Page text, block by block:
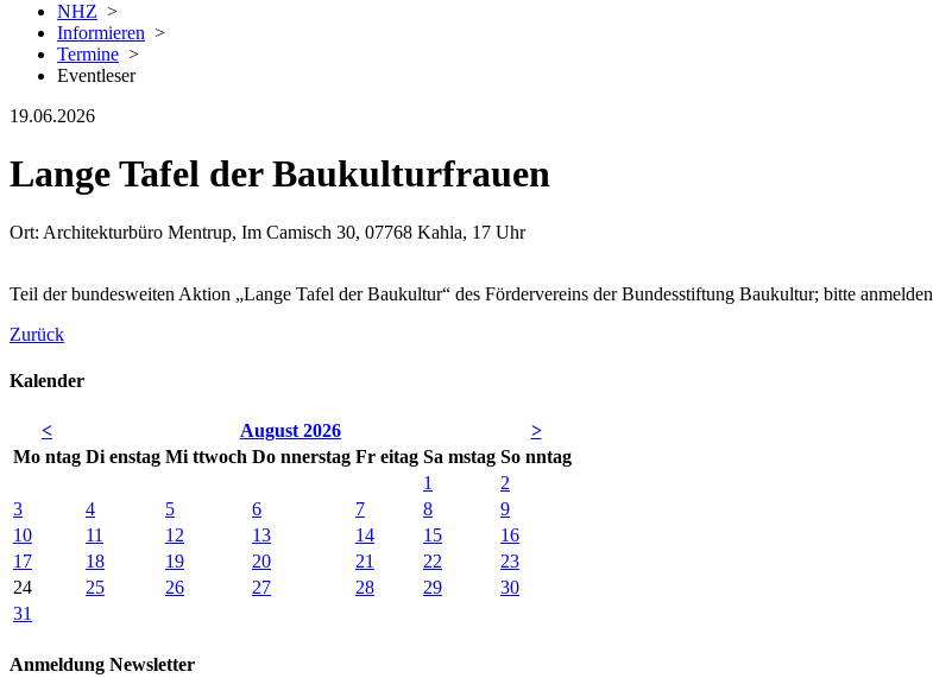
NHZ >
Informieren >
Termine >
Eventleser
19.06.2026
Lange Tafel der Baukulturfrauen
Ort: Architekturbüro Mentrup, Im Camisch 30, 07768 Kahla, 17 Uhr
Teil der bundesweiten Aktion „Lange Tafel der Baukultur“ des Fördervereins der Bundesstiftung Baukultur; bitte anmelden
Zurück
Kalender
< August 2026
>
Mo ntag Dienstag Mittwoch Do nnerstag Fr eitag Sa mstag So nntag
1
2
3
4 5 6 7 8
9
10
11 12 13 14 15
16
17
18 19 20 21 22
23
24
25 26 27 28 29
30
31
Anmeldung Newsletter